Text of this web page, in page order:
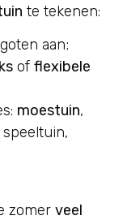
te tekenen:
aan;
of flexibele
moestuin,
zomer veel